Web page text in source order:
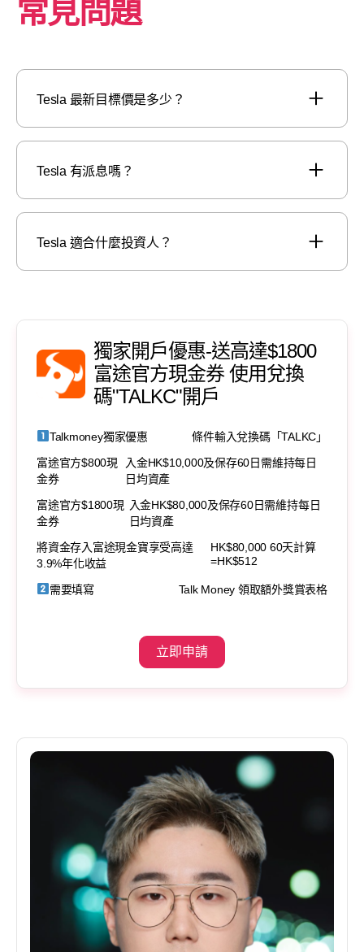
常見問題
Tesla 最新目標價是多少？
Tesla 有派息嗎？
Tesla 適合什麼投資人？
獨家開戶優惠-送高達$1800
富途官方現金券 使用兌換
碼"TALKC"開戶
Talkmoney獨家優惠
條件輸入兌換碼「TALKC」
富途官方$800現
金券
入金HK$10,000及保存60日需維持每日
日均資產
富途官方$1800現
金券
入金HK$80,000及保存60日需維持每日
日均資產
將資金存入富途現金寶享受高達
3.9%年化收益
HK$80,000 60天計算
=HK$512
需要填寫 Talk Money 領取額外獎賞表格
立即申請